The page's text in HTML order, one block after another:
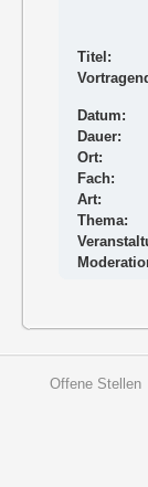
Titel:
Datum:
Dauer:
Ort:
Fach:
Art:
Thema:
Offene Stellen